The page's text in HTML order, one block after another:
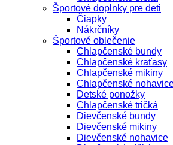
Športové doplnky pre deti
Čiapky
Nákrčníky
Športové oblečenie
Chlapčenské bundy
Chlapčenské kraťasy
Chlapčenské mikiny
Chlapčenské
Detské ponožky
Chlapčenské tričká
Dievčenské bundy
Dievčenské mikiny
Dievčenské nohavice